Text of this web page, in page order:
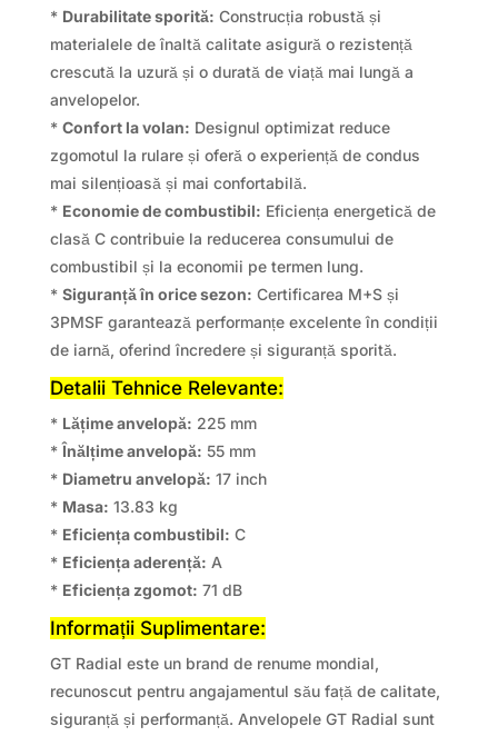
* Durabilitate sporită: Construcția robustă și
materialele de înaltă calitate asigură o rezistență
crescută la uzură și o durată de viață mai lungă a
anvelopelor.
* Confort la volan: Designul optimizat reduce
zgomotul la rulare și oferă o experiență de condus
mai silențioasă și mai confortabilă.
* Economie de combustibil: Eficiența energetică de
clasă C contribuie la reducerea consumului de
combustibil și la economii pe termen lung.
* Siguranță în orice sezon: Certificarea M+S și
3PMSF garantează performanțe excelente în condiții
de iarnă, oferind încredere și siguranță sporită.
Detalii Tehnice Relevante:
* Lățime anvelopă: 225 mm
*Înălțime anvelopă: 55 mm
* Diametru anvelopă: 17 inch
* Masa: 13.83 kg
* Eficiența combustibil: C
* Eficiența aderență: A
* Eficiența zgomot: 71 dB
Informații Suplimentare:
GT Radial este un brand de renume mondial,
recunoscut pentru angajamentul său față de calitate,
siguranță și performanță. Anvelopele GT Radial sunt